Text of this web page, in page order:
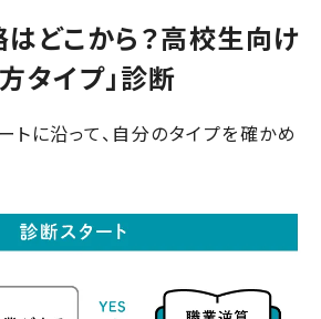
どこから？高校生向け
タイプ」診断
トに沿って、自分のタイプを確かめ